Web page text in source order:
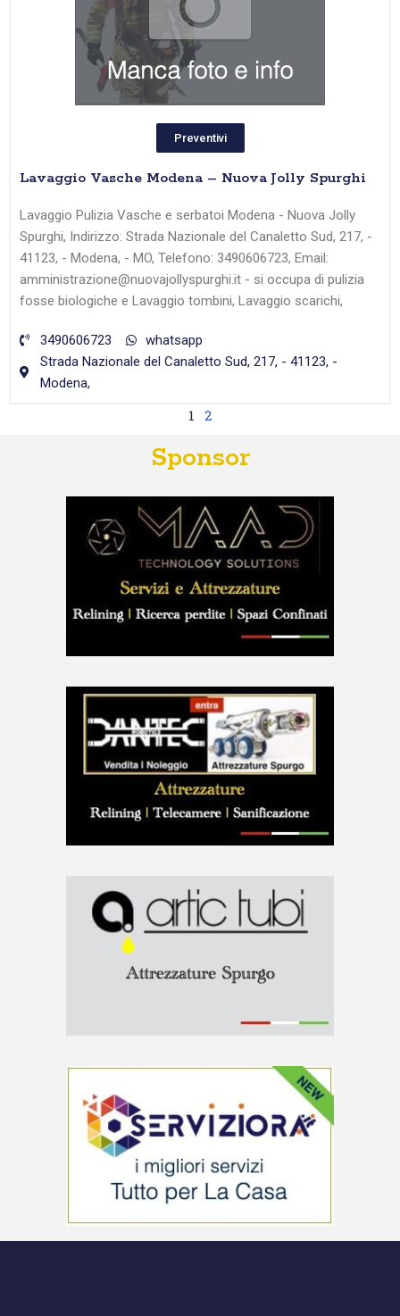
Preventivi
Lavaggio Vasche Modena – Nuova Jolly Spurghi
Lavaggio Pulizia Vasche e serbatoi Modena - Nuova Jolly
Spurghi, Indirizzo: Strada Nazionale del Canaletto Sud, 217, -
41123, - Modena, - MO, Telefono: 3490606723, Email:
amministrazione@nuovajollyspurghi.it - si occupa di pulizia
fosse biologiche e Lavaggio tombini, Lavaggio scarichi,
3490606723
whatsapp
Strada Nazionale del Canaletto Sud, 217, - 41123, -
Modena,
1 2
Sponsor